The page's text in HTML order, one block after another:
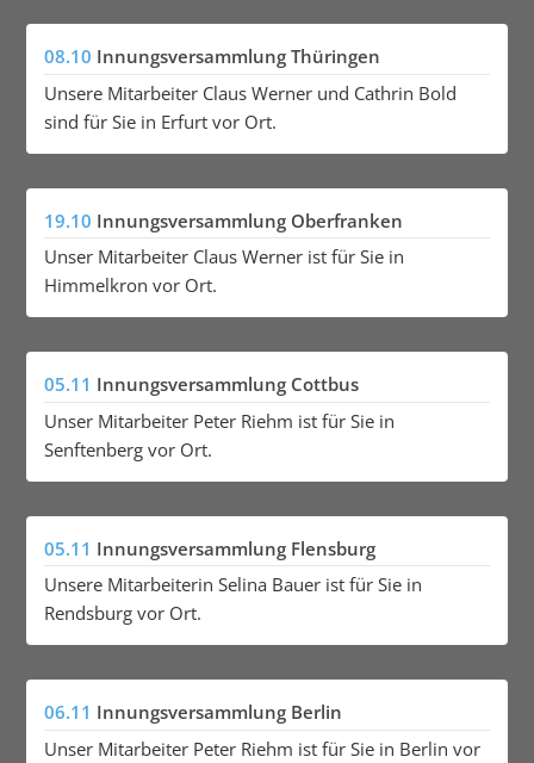
08.10 Innungsversammlung Thüringen
Unsere Mitarbeiter Claus Werner und Cathrin Bold
sind für Sie in Erfurt vor Ort.
19.10 Innungsversammlung Oberfranken
Unser Mitarbeiter Claus Werner ist für Sie in
Himmelkron vor Ort.
05.11 Innungsversammlung Cottbus
Unser Mitarbeiter Peter Riehm ist für Sie in
Senftenberg vor Ort.
05.11 Innungsversammlung Flensburg
Unsere Mitarbeiterin Selina Bauer ist für Sie in
Rendsburg vor Ort.
06.11 Innungsversammlung Berlin
Unser Mitarbeiter Peter Riehm ist für Sie in Berlin vor